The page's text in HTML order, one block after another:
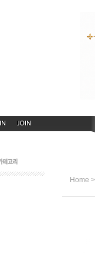
Home >